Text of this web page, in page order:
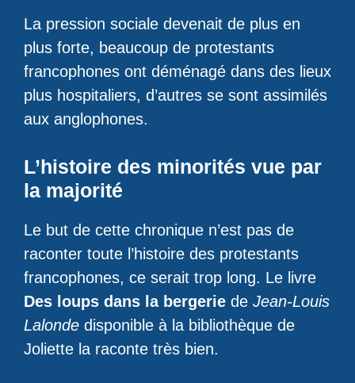
La pression sociale devenait de plus en
plus forte, beaucoup de protestants
francophones ont déménagé dans des lieux
plus hospitaliers, d’autres se sont assimilés
aux anglophones.
L’histoire des minorités vue par
la majorité
Le but de cette chronique n’est pas de
raconter toute l’histoire des protestants
francophones, ce serait trop long. Le livre
Des loups dans la bergerie de Jean-Louis
Lalonde disponible à la bibliothèque de
Joliette la raconte très bien.